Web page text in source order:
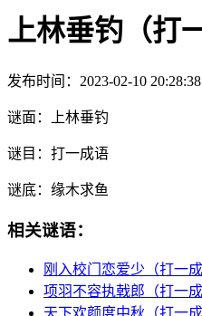
上林垂钓（打
发布时间：2023-02-10 20:28:38
谜面： 上林垂钓
谜目： 打一成语
谜底： 缘木求鱼
相关谜语：
刚入校门恋爱少（打一成
项羽不容执戟郎（打一成